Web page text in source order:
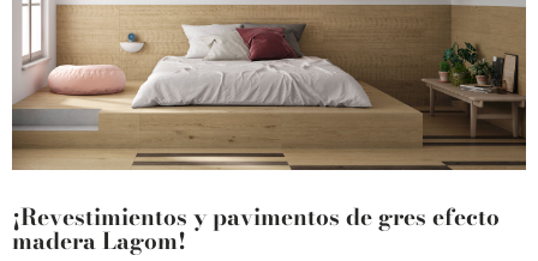
¡Revestimientos y pavimentos de gres efecto
madera Lagom!